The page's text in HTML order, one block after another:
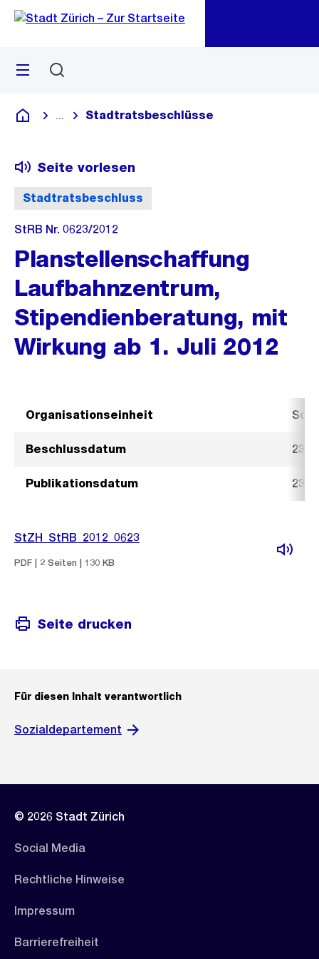
Navigation
Sprunglink
Menü
Deutsch
Blende alle Breadcrumbs ein
Stadtratsbeschlüsse
Stadtratsbeschluss
Seite vorlesen
StRB Nr. 0623/2012
Planstellenschaffung
Laufbahnzentrum,
Stipendienberatung, mit
Wirkung ab 1. Juli 2012
Organisationseinheit
Beschlussdatum 23.
Publikationsdatum 23.
StZH_StRB_2012_0623
PDF | 2 Seiten | 130 KB
Seite drucken
Für diesen Inhalt verantwortlich
Sozialdepartement
© 2026 Stadt Zürich
Social Media
Rechtliche Hinweise
Impressum
Barrierefreiheit